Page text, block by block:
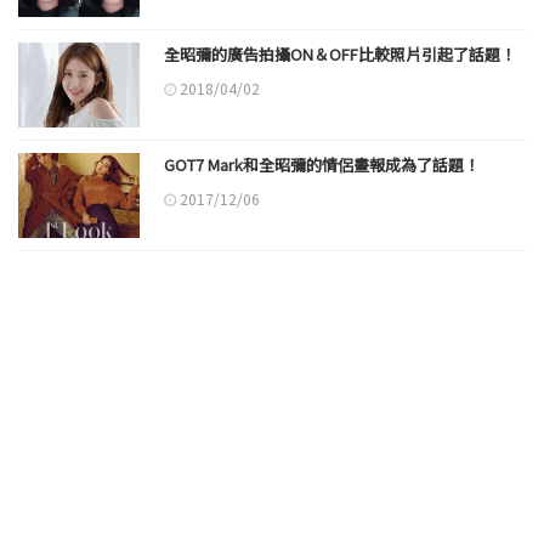
全昭彌的廣告拍攝ON＆OFF比較照片引起了話題！
2018/04/02
GOT7 Mark和全昭彌的情侶畫報成為了話題！
2017/12/06